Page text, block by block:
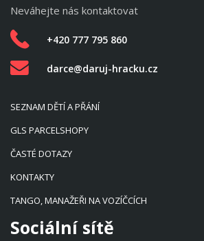
Neváhejte nás kontaktovat
+420 777 795 860
darce@daruj-hracku.cz
SEZNAM DĚTÍ A PŘÁNÍ
GLS PARCELSHOPY
ČASTÉ DOTAZY
KONTAKTY
TANGO, MANAŽEŘI NA VOZÍČCÍCH
Sociální sítě